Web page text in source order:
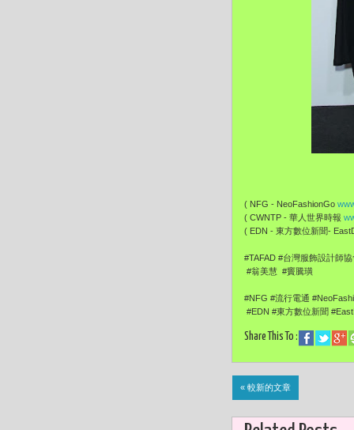
( NFG - NeoFashionGo
( CWNTP - 華人世界時報
( EDN - 東方數位新聞-
#TAFAD #台灣服飾設計師
#翁美慧 #竇騰璜
#NFG #流行電通
#EDN #東方數位新聞
Share This To :
« 較新的文章